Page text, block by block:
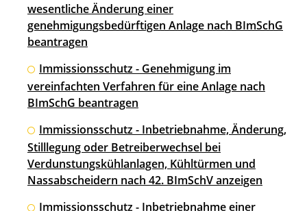
wesentliche Änderung einer
genehmigungsbedürftigen Anlage nach BImSchG
beantragen
Immissionsschutz - Genehmigung im
vereinfachten Verfahren für eine Anlage nach
BImSchG beantragen
Immissionsschutz - Inbetriebnahme, Änderung,
Stilllegung oder Betreiberwechsel bei
Verdunstungskühlanlagen, Kühltürmen und
Nassabscheidern nach 42. BImSchV anzeigen
Immissionsschutz - Inbetriebnahme einer